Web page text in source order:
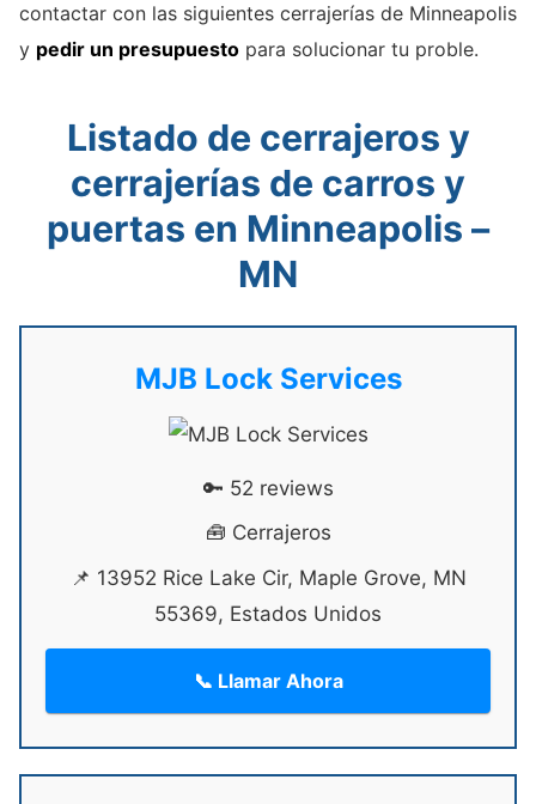
contactar con las siguientes cerrajerías de Minneapolis
y pedir un presupuesto para solucionar tu proble.
Listado de cerrajeros y
cerrajerías de carros y
puertas en Minneapolis –
MN
MJB Lock Services
🔑 52 reviews
🧰 Cerrajeros
📌 13952 Rice Lake Cir, Maple Grove, MN
55369, Estados Unidos
📞 Llamar Ahora